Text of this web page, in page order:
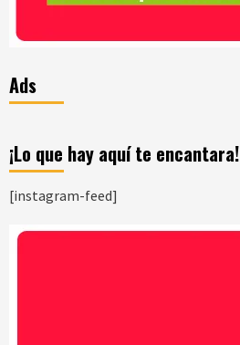
Ads
¡Lo que hay aquí te encantara!
[instagram-feed]